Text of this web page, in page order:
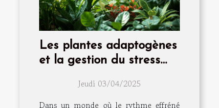
Les plantes adaptogènes
et la gestion du stress
votre santé mentale
Jeudi 03/04/2025
Dans un monde où le rythme effréné